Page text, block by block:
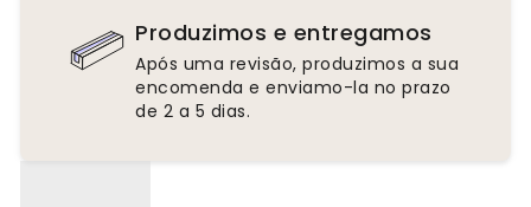
Produzimos e entregamos
Após uma revisão, produzimos a sua
encomenda e enviamo-la no prazo
de 2 a 5 dias.